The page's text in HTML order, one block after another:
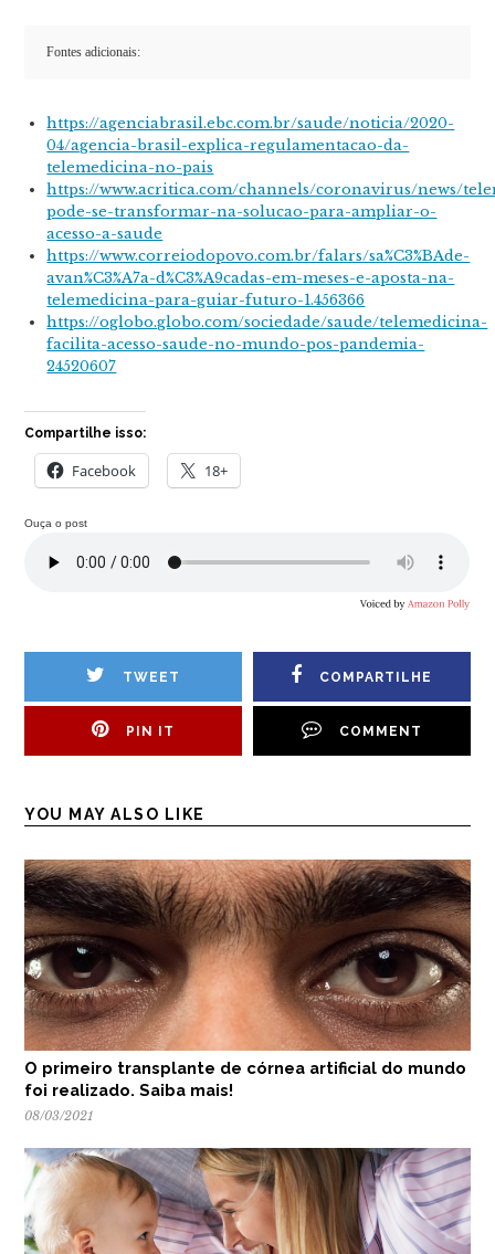
Fontes adicionais:
https://agenciabrasil.ebc.com.br/saude/noticia/2020-
04/agencia-brasil-explica-regulamentacao-da-
telemedicina-no-pais
https://www.acritica.com/channels/coronavirus/news/
pode-se-transformar-na-solucao-para-ampliar-o-
acesso-a-saude
https://www.correiodopovo.com.br/falars/sa%C3%BAde-
avan%C3%A7a-d%C3%A9cadas-em-meses-e-aposta-na-
telemedicina-para-guiar-futuro-1.456366
https://oglobo.globo.com/sociedade/saude/telemedicina-
facilita-acesso-saude-no-mundo-pos-pandemia-
24520607
Compartilhe isso:
Facebook 18+
Ouça o post
TWEET COMPARTILHE
PIN IT COMMENT
YOU MAY ALSO LIKE
O primeiro transplante de córnea artificial do mundo
foi realizado. Saiba mais!
08/03/2021